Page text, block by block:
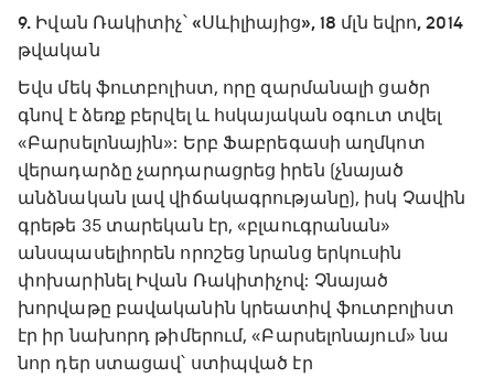
9. Իվան Ռակիտիչ՝ «Սևիլիայից», 18 մլն եվրո, 2014
թվական
Եվս մեկ ֆուտբոլիստ, որը զարմանալի ցածր
գնով է ձեռք բերվել և հսկայական օգուտ տվել
«Բարսելոնային»: Երբ Ֆաբրեգասի աղմկոտ
վերադարձը չարդարացրեց իրեն (չնայած
անձնական լավ վիճակագրությանը), իսկ Չավին
գրեթե 35 տարեկան էր, «բլաուգրանան»
անսպասելիորեն որոշեց նրանց երկուսին
փոխարինել Իվան Ռակիտիչով: Չնայած
խորվաթը բավականին կրեատիվ ֆուտբոլիստ
էր իր նախորդ թիմերում, «Բարսելոնայում» նա
նոր դեր ստացավ՝ ստիպված էր